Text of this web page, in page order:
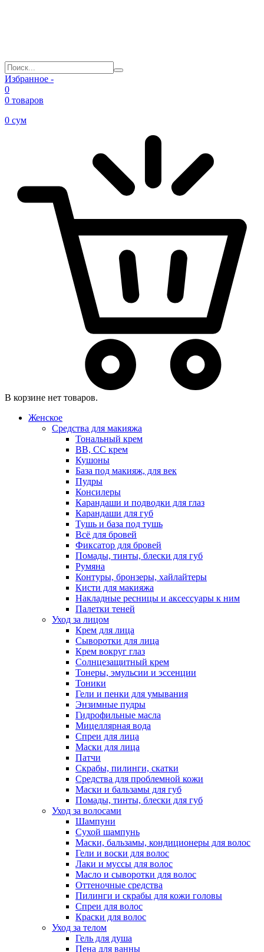
Избранное -
0
0 товаров
0 сум
В корзине нет товаров.
Женское
Средства для макияжа
Тональный крем
BB, CC крем
Кушоны
База под макияж, для век
Пудры
Консилеры
Карандаши и подводки для глаз
Карандаши для губ
Тушь и база под тушь
Всё для бровей
Фиксатор для бровей
Помады, тинты, блески для губ
Румяна
Контуры, бронзеры, хайлайтеры
Кисти для макияжа
Накладные ресницы и аксессуары к ним
Палетки теней
Уход за лицом
Крем для лица
Сыворотки для лица
Крем вокруг глаз
Солнцезащитный крем
Тонеры, эмульсии и эссенции
Тоники
Гели и пенки для умывания
Энзимные пудры
Гидрофильные масла
Мицеллярная вода
Спреи для лица
Маски для лица
Патчи
Скрабы, пилинги, скатки
Средства для проблемной кожи
Маски и бальзамы для губ
Помады, тинты, блески для губ
Уход за волосами
Шампуни
Сухой шампунь
Маски, бальзамы, кондиционеры для волос
Гели и воски для волос
Лаки и муссы для волос
Масло и сыворотки для волос
Оттеночные средства
Пилинги и скрабы для кожи головы
Спреи для волос
Краски для волос
Уход за телом
Гель для душа
Пена для ванны